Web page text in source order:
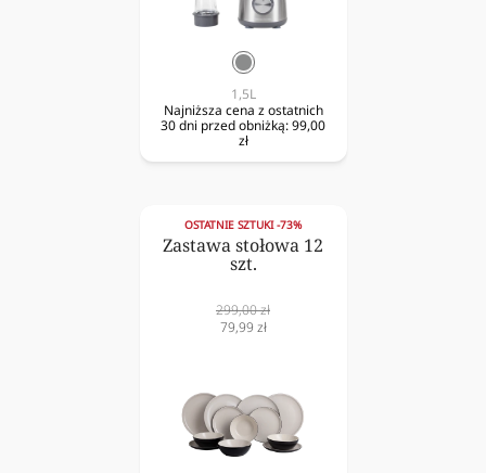
srebrny
1,5L
Najniższa cena z ostatnich
30 dni przed obniżką:99,00
zł
OSTATNIE SZTUKI -73%
Zastawa stołowa 12
szt.
Cena
normalna
299,00 zł
Cena
79,99 zł